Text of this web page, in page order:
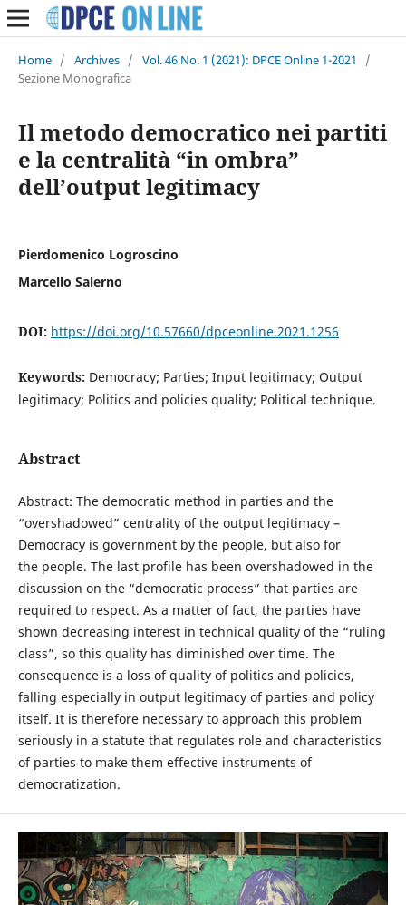
Home / Archives / Vol. 46 No. 1 (2021): DPCE Online 1-2021
/
Sezione Monografica
Il metodo democratico nei partiti
e la centralità “in ombra”
dell’output legitimacy
Pierdomenico Logroscino
Marcello Salerno
DOI: https://doi.org/10.57660/dpceonline.2021.1256
Keywords: Democracy; Parties; Input legitimacy; Output
legitimacy; Politics and policies quality; Political technique.
Abstract
Abstract: The democratic method in parties and the
“overshadowed” centrality of the output legitimacy –
Democracy is government by the people, but also for
the people. The last profile has been overshadowed in the
discussion on the “democratic process” that parties are
required to respect. As a matter of fact, the parties have
shown decreasing interest in technical quality of the “ruling
class”, so this quality has diminished over time. The
consequence is a loss of quality of politics and policies,
falling especially in output legitimacy of parties and policy
itself. It is therefore necessary to approach this problem
seriously in a statute that regulates role and characteristics
of parties to make them effective instruments of
democratization.